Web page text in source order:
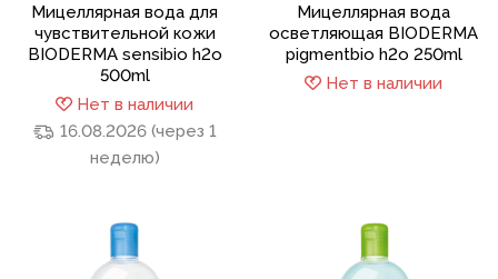
Мицеллярная вода для
чувствительной кожи
BIODERMA sensibio h2o
500ml
Нет в наличии
16.08.2026 (через 1
неделю)
Мицеллярная вода
осветляющая BIODERMA
pigmentbio h2o 250ml
Нет в наличии